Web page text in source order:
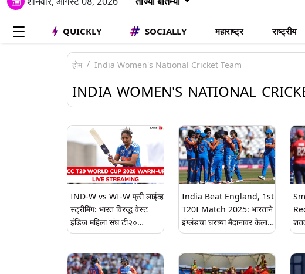
QUICKLY SOCIALLY महाराष्ट्र राष्ट्रीय
होम India Women's National Cricket Team
INDIA WOMEN'S NATIONAL
IND-W vs WI-W फ्री लाईव्ह
स्ट्रीमिंग: भारत विरुद्ध वेस्ट
इंडिज महिला संघ टी२०
विश्वचषक सराव सामना कुठे
India Beat England, 1st
T20I Match 2025: भारताने
इंग्लंडचा घरच्या मैदानावर केला
पराभव, टी-20 सामन्यात 97
ऐतिहासिक शतक